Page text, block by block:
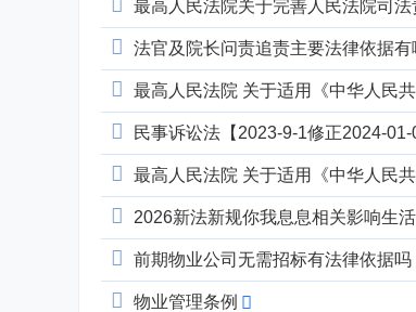
最高人民法院关于完善人民法院司
法官及院长问责追责主要法律依据有
最高人民法院 关于适用《中华人民
民事诉讼法【2023-9-1修正2024-01-
最高人民法院 关于适用《中华人民
2026新法新规你我息息相关影响生活
前期物业公司无需招标有法律依据吗
物业管理条例